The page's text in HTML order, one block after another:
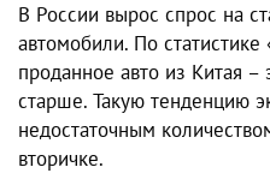
В России вырос спрос на
автомобили. По статистике
проданное авто из Китая
старше. Такую тенденцию
недостаточным
вторичке.